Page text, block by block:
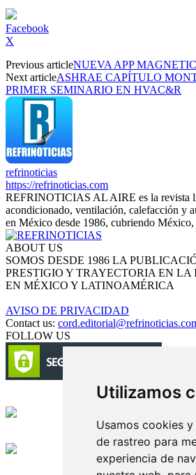
Utilizamos
Usamos cookies
de rastreo para
experiencia de
Facebook
X
Previous articleNUEVA APP
Next articleASHRAE CAPÍTULO
PRIMER SEMINARIO EN HVAC&R
refrinoticias
https://refrinoticias.com
REFRINOTICIAS AL AIRE es la revista
acondicionado, ventilación, calefacción y
en México desde 1986, cubriendo
ABOUT US
SOMOS DESDE 1986 LA
PRESTIGIO Y TRAYECTORIA EN LA
EN MÉXICO Y LATINOAMÉRICA
AVISO DE PRIVACIDAD
Contact us:
FOLLOW US
Circulación certificada
Edición digital con tecnología